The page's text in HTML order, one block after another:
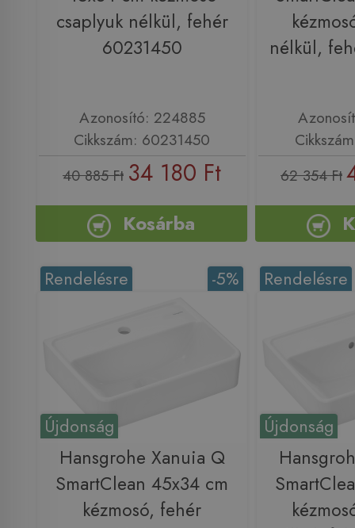
csaplyuk nélkül, fehér
60231450
Azonosító: 224885
Cikkszám: 60231450
40 885 Ft 34 180 Ft
Kosárba
nélkül,
62 354 Ft
Újdonság
-5%
Rendelésre
Hansgrohe Xanuia Q
SmartClean 45x34 cm
kézmosó, fehér
Újdonság
Rendelésre